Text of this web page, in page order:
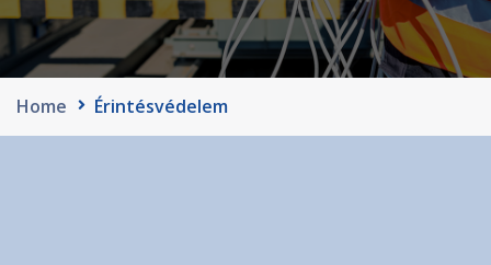
Home Érintésvédelem